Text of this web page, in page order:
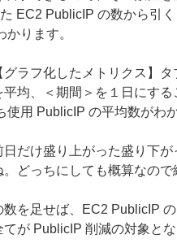
EC2 PublicIP の数から引
ります。
ラフ化したメトリクス】
平均、＜期間＞を１日にす
用 PublicIP の平均数がわか
だけ盛り上がった盛り下
どっちにしても概算なので
を足せば、EC2 PublicIP
が PublicIP 削減の対象とな